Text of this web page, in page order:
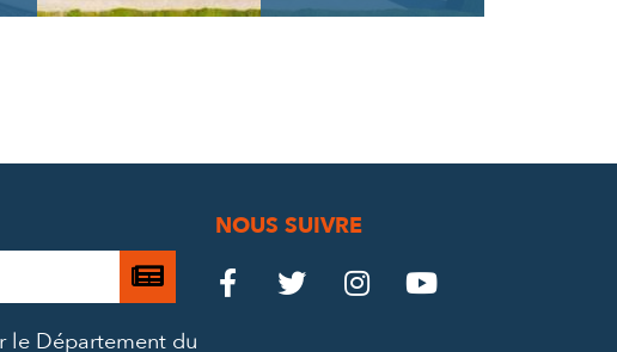
Je
m’abonne
le Département du
NOUS SUIVRE
Le

Le

Le

Le
